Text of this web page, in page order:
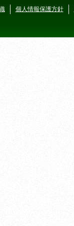
個人情報保護方針